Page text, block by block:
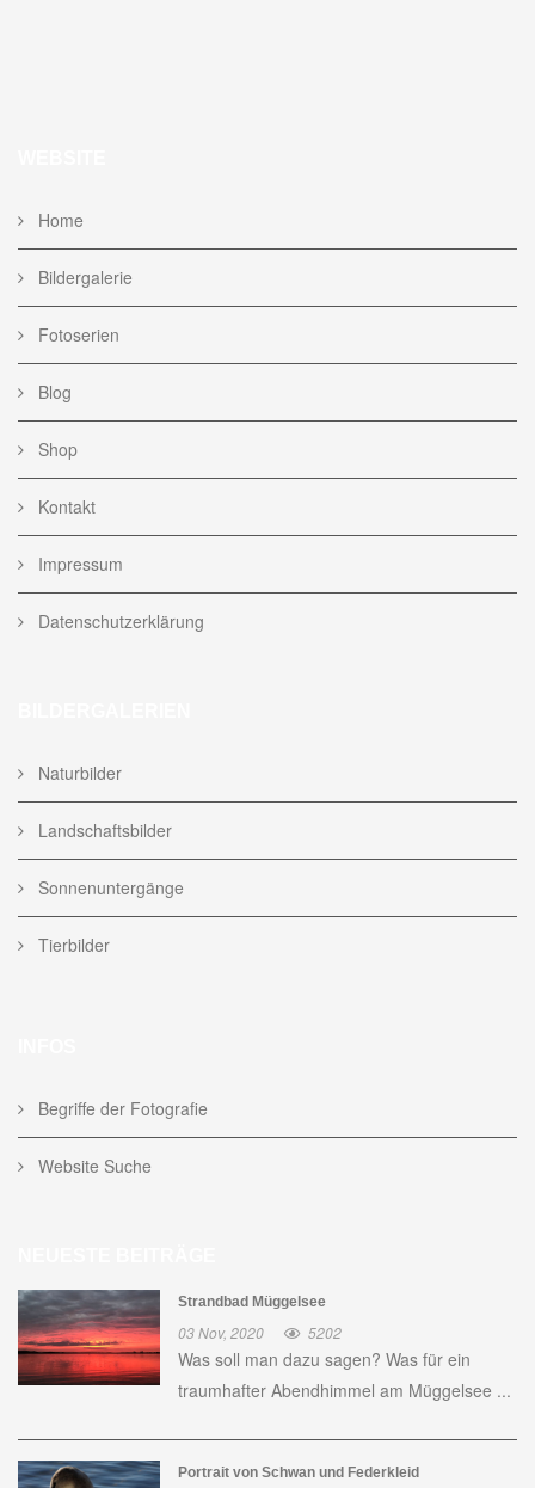
Home
Bildergalerie
Fotoserien
Blog
Shop
Kontakt
Impressum
Datenschutzerklärung
Naturbilder
Landschaftsbilder
Sonnenuntergänge
Tierbilder
Begriffe der Fotografie
Website Suche
Strandbad Müggelsee
03 Nov, 2020 5202
Was soll man dazu sagen? Was für ein
traumhafter Abendhimmel am Müggelsee ...
Portrait von Schwan und Federkleid